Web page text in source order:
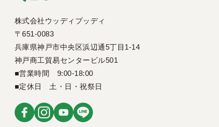
株式会社ウッディプッディ
〒651-0083
兵庫県神戸市中央区浜辺通5丁目1-14
神戸商工貿易センタービル501
■営業時間 9:00-18:00
■定休日 土・日・祝祭日